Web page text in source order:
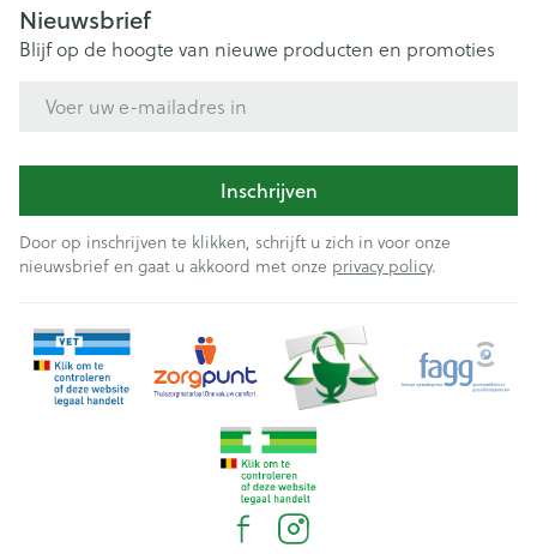
Nieuwsbrief
Blijf op de hoogte van nieuwe producten en promoties
Inschrijven
Door op inschrijven te klikken, schrijft u zich in voor onze
nieuwsbrief en gaat u akkoord met onze privacy policy.